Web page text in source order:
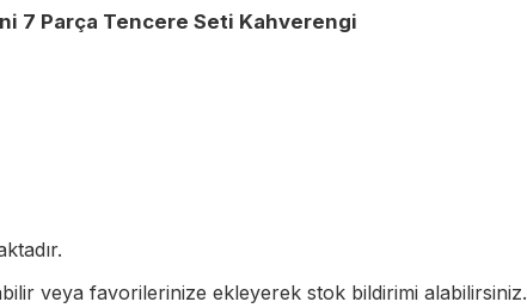
7 Parça Tencere Seti Kahverengi
veya favorilerinize ekleyerek stok bildirimi alabilirsiniz.